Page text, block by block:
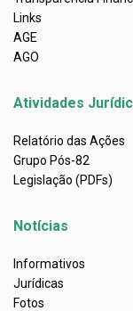
Links
AGE
AGO
Atividades
Relatório das Ações
Grupo Pós-82
Legislação (PDFs)
Notícias
Informativos
Jurídicas
Fotos